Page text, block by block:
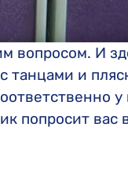
вопросом. И
танцами и
попросит вас